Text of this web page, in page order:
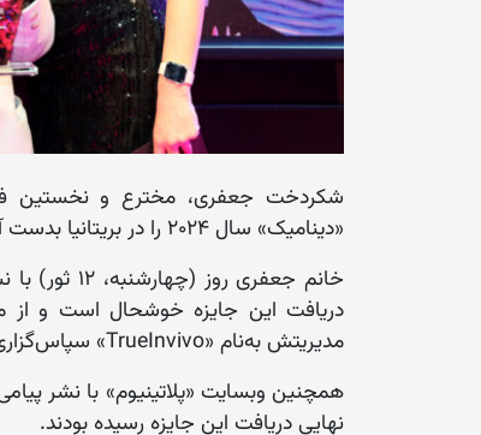
شکردخت جعفری، مخترع و نخستین
«دینامیک» سال ۲۰۲۴ را در بریتانیا بدست آورده است.
خانم
دریافت این جایزه خوشحال است و از
مدیریتش به‌نام «TrueInvivo» سپاس‌گزاری کرده است.
همچنین وبسایت «پلاتینیوم» با نشر
نهایی دریافت این جایزه رسیده بودند.